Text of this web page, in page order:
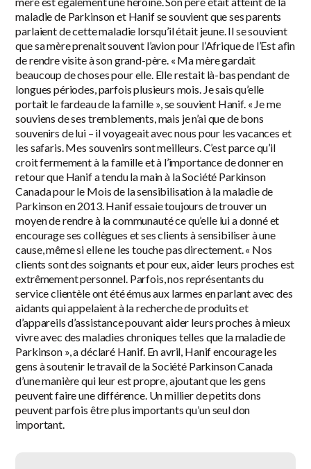
maladie de Parkinson et Hanif se souvient que ses parents
parlaient de cette maladie lorsqu’il était jeune. Il se souvient
que sa mère prenait souvent l’avion pour l’Afrique de l’Est afin
de rendre visite à son grand-père. « Ma mère gardait
beaucoup de choses pour elle. Elle restait là-bas pendant de
longues périodes, parfois plusieurs mois. Je sais qu’elle
portait le fardeau de la famille », se souvient Hanif. « Je me
souviens de ses tremblements, mais je n’ai que de bons
souvenirs de lui – il voyageait avec nous pour les vacances et
les safaris. Mes souvenirs sont meilleurs. C’est parce qu’il
croit fermement à la famille et à l’importance de donner en
retour que Hanif a tendu la main à la Société Parkinson
Canada pour le Mois de la sensibilisation à la maladie de
Parkinson en 2013. Hanif essaie toujours de trouver un
moyen de rendre à la communauté ce qu’elle lui a donné et
encourage ses collègues et ses clients à sensibiliser à une
cause, même si elle ne les touche pas directement. « Nos
clients sont des soignants et pour eux, aider leurs proches est
extrêmement personnel. Parfois, nos représentants du
service clientèle ont été émus aux larmes en parlant avec des
aidants qui appelaient à la recherche de produits et
d’appareils d’assistance pouvant aider leurs proches à mieux
vivre avec des maladies chroniques telles que la maladie de
Parkinson », a déclaré Hanif. En avril, Hanif encourage les
gens à soutenir le travail de la Société Parkinson Canada
d’une manière qui leur est propre, ajoutant que les gens
peuvent faire une différence. Un millier de petits dons
peuvent parfois être plus importants qu’un seul don
important.